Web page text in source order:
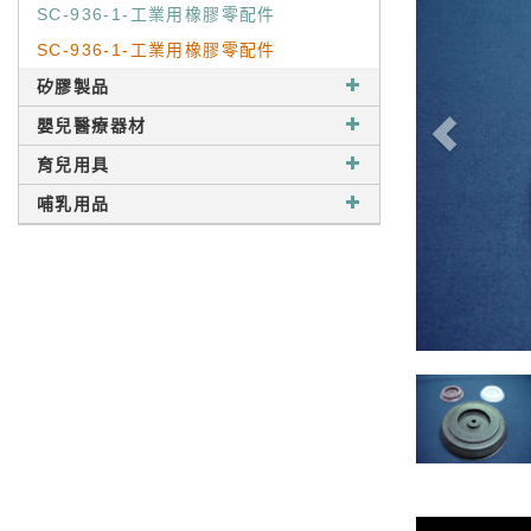
SC-936-1-工業用橡膠零配件
SC-936-1-工業用橡膠零配件
矽膠製品
嬰兒醫療器材
育兒用具
哺乳用品